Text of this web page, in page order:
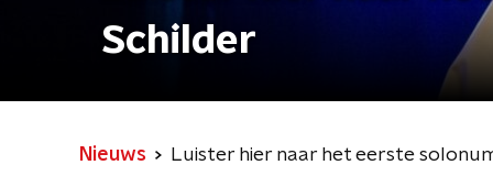
Schilder
Nieuws Luister hier naar het eerste